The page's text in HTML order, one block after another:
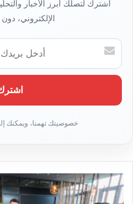
اشترك لتصلك أبرز الأخبار
الإلكتروني،
أدخل
بريدك
الإلكتروني